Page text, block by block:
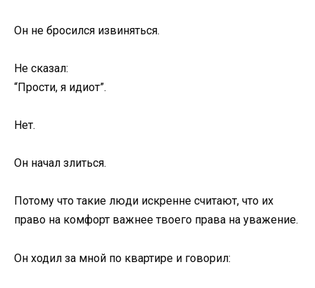
Он не бросился извиняться.
Не сказал:
“Прости, я идиот”.
Нет.
Он начал злиться.
Потому что такие люди искренне считают, что их
право на комфорт важнее твоего права на уважение.
Он ходил за мной по квартире и говорил: